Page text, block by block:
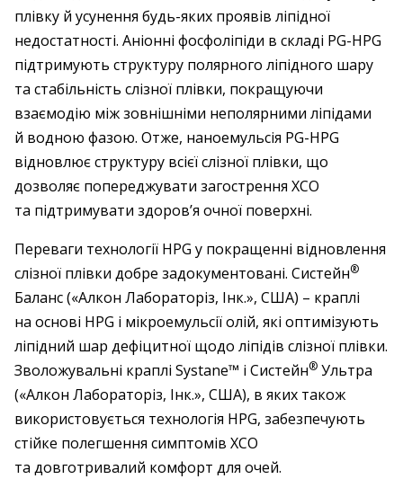
плівку й усунення будь-яких проявів ліпідної
недостатності. Аніонні фосфоліпіди в складі PG-HPG
підтримують структуру полярного ліпідного шару
та стабільність слізної плівки, покращуючи
взаємодію між зовнішніми неполярними ліпідами
й водною фазою. Отже, наноемульсія PG-HPG
відновлює структуру всієї слізної плівки, що
дозволяє попереджувати загострення ХСО
та підтримувати здоров’я очної поверхні.
Переваги технології HPG у покращенні відновлення
слізної плівки добре задокументовані. Систейн®
Баланс («Алкон ­Лабораторіз, Інк.», США) – краплі
на основі HPG і мікроемульсії олій, які оптимізують
ліпідний шар дефіцитної щодо ліпідів слізної плівки.
Зволожувальні краплі Systane™ і Систейн® ­Ультра
(«Алкон Лабораторіз, Інк.», США), в яких також
використовується технологія HPG, забезпечують
стійке полегшення симптомів ХСО
та довготривалий комфорт для очей.